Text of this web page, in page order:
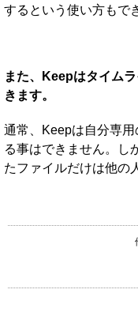
するという使い方もで
また、Keepはタイム
きます。
通常、Keepは自分専
る事はできません。し
たファイルだけは他の